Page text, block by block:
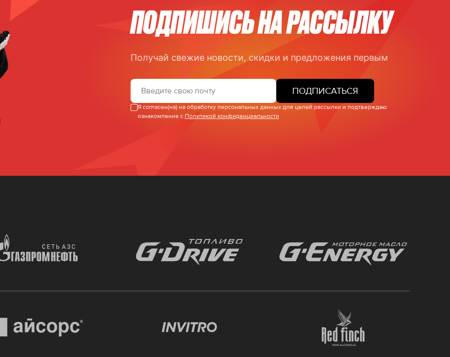
ПОДПИШИСЬ НА РАССЫЛКУ
Получай свежие новости, скидки и предложения первым
ПОДПИСАТЬСЯ
Я согласен(на) на обработку персональных данных для целей рассылки и подтверждаю
ознакомление с Политикой конфиденциальности